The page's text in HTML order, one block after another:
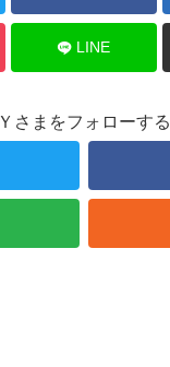
LINE
Ｙさまをフォローする